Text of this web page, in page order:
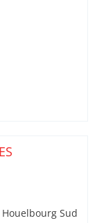
Houelbourg Sud